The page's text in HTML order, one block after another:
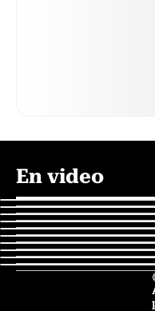
En video